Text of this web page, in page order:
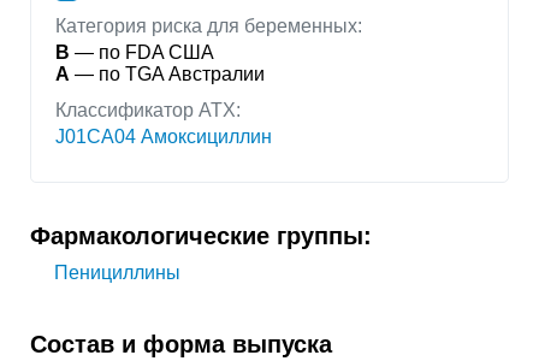
Категория риска для беременных:
B — по FDA США
A — по TGA Австралии
Классификатор АТХ:
J01CA04 Амоксициллин
Фармакологические группы:
Пенициллины
Состав и форма выпуска